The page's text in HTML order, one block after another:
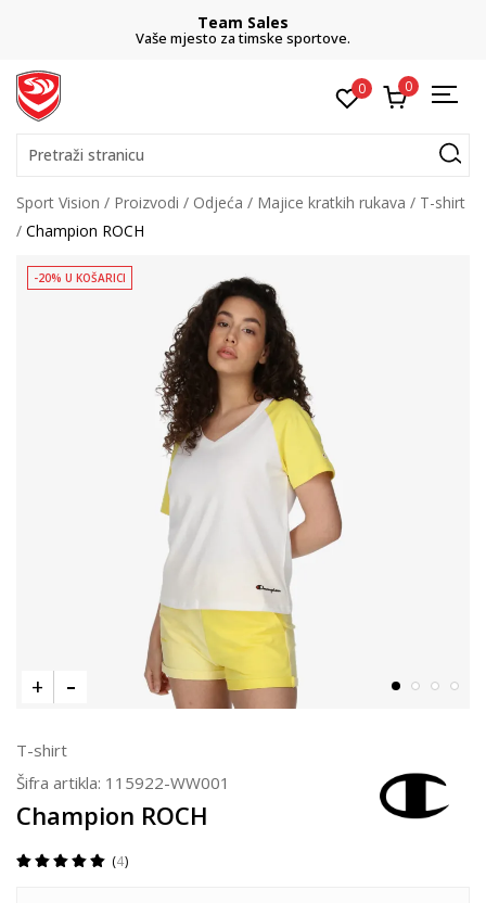
Team Sales
Vaše mjesto za timske sportove.
0 0
Pretraži stranicu
Sport Vision Proizvodi Odjeća Majice kratkih rukava
T-shirt
Champion ROCH
-20% U KOŠARICI
T-shirt
Šifra artikla: 115922-WW001
Champion ROCH
4